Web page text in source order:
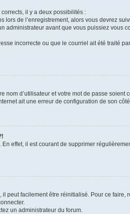
il y a deux possibilités :
lors de l’enregistrement, alors vous devrez
avant que vous puissiez vous
incorrecte ou que le courriel ait été traité
d’utilisateur et votre mot de passe
ait une erreur de configuration de son
effet, il est courant de supprimer
peut facilement être réinitialisé. Pour ce
un administrateur du forum.